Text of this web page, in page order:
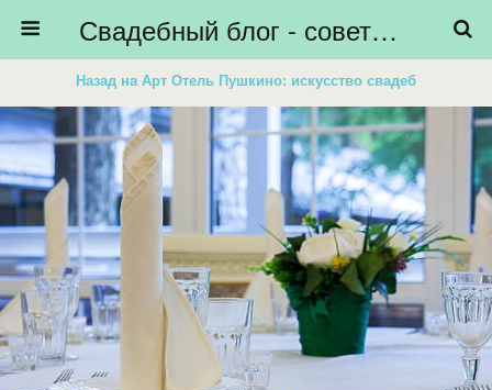
Свадебный блог - советы невестам, подготовка к свадьбе - HiBride
Назад на Арт Отель Пушкино: искусство свадеб